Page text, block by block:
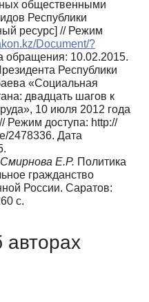
общественными
Республики
ресурс] // Режим
Document/?
обращения: 10.02.2015.
Республики
«Социальная
двадцать шагов к
10 июля 2012 года
Режим доступа: http://
2478336. Дата
Е.Р. Политика
гражданство
России. Саратов:
с.